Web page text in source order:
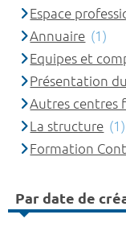
Espace
Annuaire (1)
Equipes et
Présentation
Autres centres
La structure (1)
Formation
Par date de